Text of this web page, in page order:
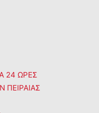
24 ΩΡΕΣ
ΠΕΙΡΑΙΑΣ